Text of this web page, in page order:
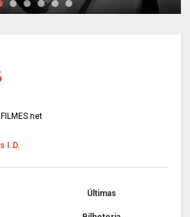
I.D.
Últimas